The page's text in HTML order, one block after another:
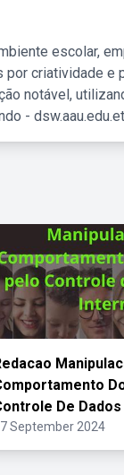
escolar,
criatividade e
notável,
-
De Dados
September 2024